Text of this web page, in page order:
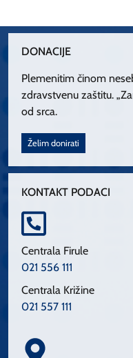
DONACIJE
Plemenitim činom
zdravstvenu zaštitu.
od srca.
Želim donirati
KONTAKT PODACI
Centrala Firule
021 556 111
Centrala Križine
021 557 111